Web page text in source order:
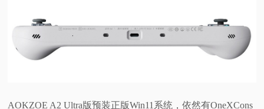
AOKZOE A2 Ultra版预装正版Win11系统，依然有OneXCons